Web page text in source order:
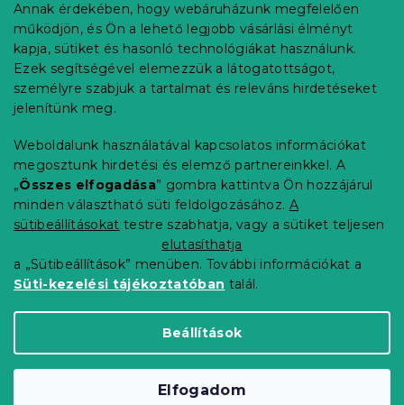
Annak érdekében, hogy webáruházunk megfelelően
működjön, és Ön a lehető legjobb vásárlási élményt
kapja, sütiket és hasonló technológiákat használunk.
Ezek segítségével elemezzük a látogatottságot,
személyre szabjuk a tartalmat és releváns hirdetéseket
jelenítünk meg.
Weboldalunk használatával kapcsolatos információkat
megosztunk hirdetési és elemző partnereinkkel. A
„Összes elfogadása” gombra kattintva Ön hozzájárul
minden választható süti feldolgozásához. A
sütibeállításokat testre szabhatja, vagy a sütiket teljesen
elutasíthatja
a „Sütibeállítások” menüben. További információkat a
Süti-kezelési tájékoztatóban talál.
Beállítások
Elfogadom
Információ az Ön számára
Rendelés követése
Szállítási lehetőségek
Fizetési lehetőségek
Reklamáció és áruvisszaküldés
Elérhetőség
Általános szerződési feltételek
Adatvédelmi nyilatkozat
Blog
Partnereinknek
Copyright 2026Elerheto otthon. Minden jog
Süti beállítások szerkesztése